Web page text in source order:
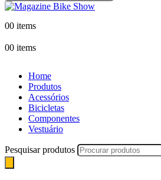
00 items
00 items
Home
Produtos
Acessórios
Bicicletas
Componentes
Vestuário
Pesquisar produtos